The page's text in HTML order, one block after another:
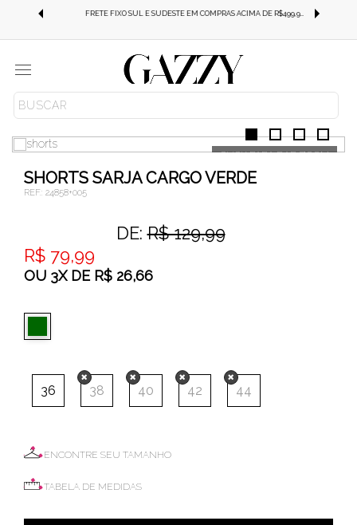
FRETE FIXO SUL E SUDESTE EM COMPRAS ACIMA DE R$499,99!
Menu SHORTS JEANS
SHORTS SARJA CARGO VERDE
REF.: 24858+005
DE:R$ 129,99
R$ 79,99
OU 3XDE R$ 26,66
36 38 40 42 44
ENCONTRE SEU TAMANHO
TABELA DE MEDIDAS